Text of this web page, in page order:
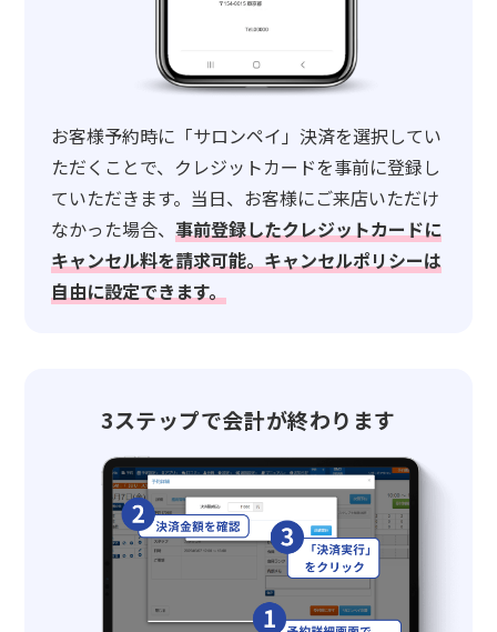
お客様予約時に「サロンペイ」決済を選択してい
ただくことで、クレジットカードを事前に登録し
ていただきます。当日、お客様にご来店いただけ
なかった場合、事前登録したクレジットカードに
キャンセル料を請求可能。キャンセルポリシーは
自由に設定できます。
3ステップで会計が終わります